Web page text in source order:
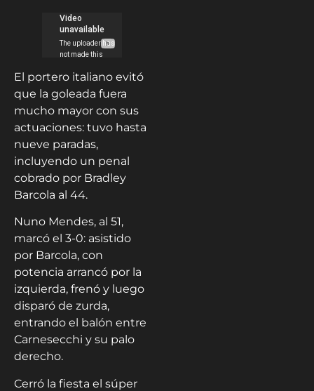
El portero italiano evitó
que la goleada fuera
mucho mayor con sus
actuaciones: tuvo hasta
nueve paradas,
incluyendo un penal
cobrado por Bradley
Barcola al 44.
Nuno Mendes, al 51,
marcó el 3-0: asistido
por Barcola, con
potencia arrancó por la
izquierda, frenó y luego
disparó de zurda,
entrando el balón entre
Carnesecchi y su palo
derecho.
Cerró la fiesta el súper